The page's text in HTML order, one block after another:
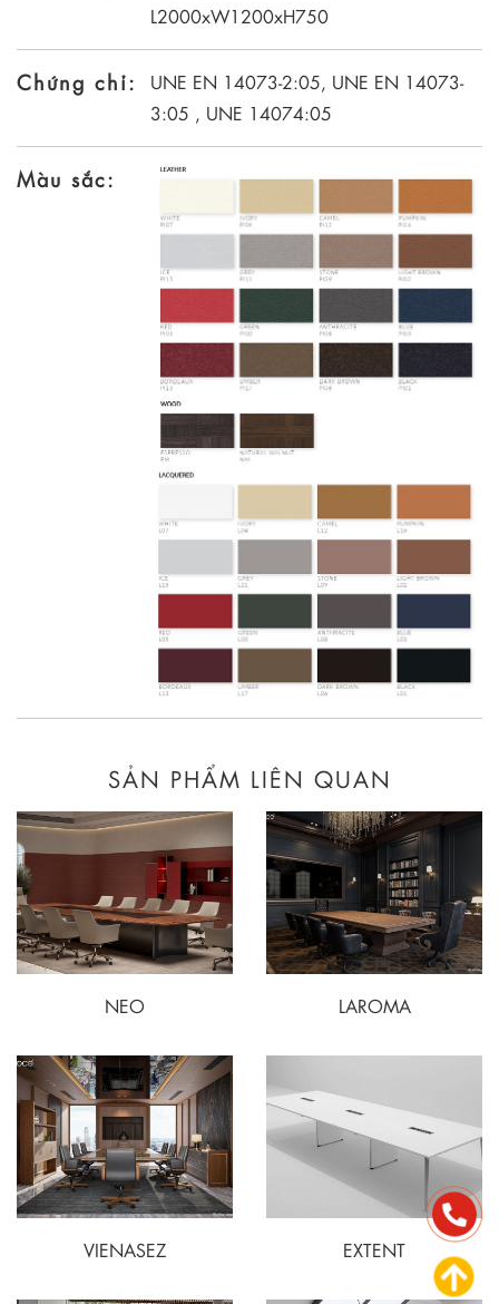
L2000xW1200xH750
Chứng chỉ:
UNE EN 14073-2:05, UNE EN 14073-
3:05 , UNE 14074:05
Màu sắc:
SẢN PHẨM LIÊN QUAN
NEO LAROMA
VIENASEZ EXTENT